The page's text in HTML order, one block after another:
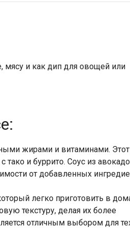
мясу и как дип для овощей или
жирами и витаминами. Этот
тако и буррито. Соус из авокадо
от добавленных
легко приготовить в
текстуру, делая их более
отличным выбором для